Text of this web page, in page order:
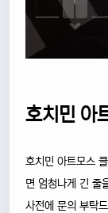
호치민 아
호치민 아트모스
면 엄청나게 긴 줄
사전에 문의 부탁